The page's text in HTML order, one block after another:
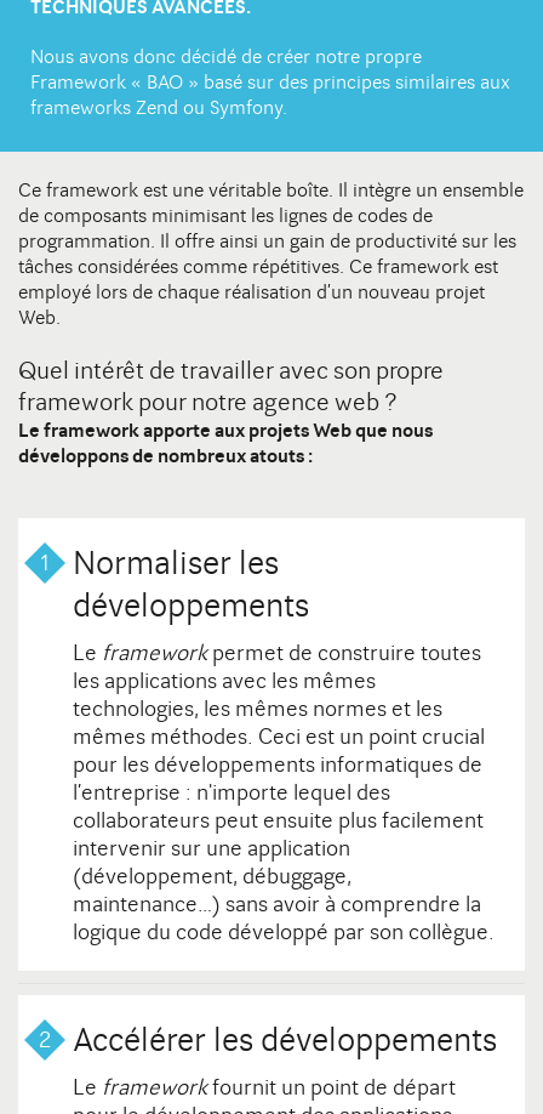
DIJON
21000 Dijon
TECHNIQUES AVANCÉES.
Nous avons donc décidé de créer notre propre
Framework « BAO » basé sur des principes similaires aux
frameworks Zend ou Symfony.
Ce framework est une véritable boîte. Il intègre un ensemble
de composants minimisant les lignes de codes de
programmation. Il offre ainsi un gain de productivité sur les
tâches considérées comme répétitives. Ce framework est
employé lors de chaque réalisation d’un nouveau projet
Web.
Quel intérêt de travailler avec son propre
framework pour notre agence web ?
Le framework apporte aux projets Web que nous
développons de nombreux atouts :
Normaliser les
développements
Le frameworkpermet de construire toutes
les applications avec les mêmes
technologies, les mêmes normes et les
mêmes méthodes. Ceci est un point crucial
pour les développements informatiques de
l’entreprise : n'importe lequel des
collaborateurs peut ensuite plus facilement
intervenir sur une application
(développement, débuggage,
maintenance…) sans avoir à comprendre la
logique du code développé par son collègue.
Accélérer les développements
Le frameworkfournit un point de départ